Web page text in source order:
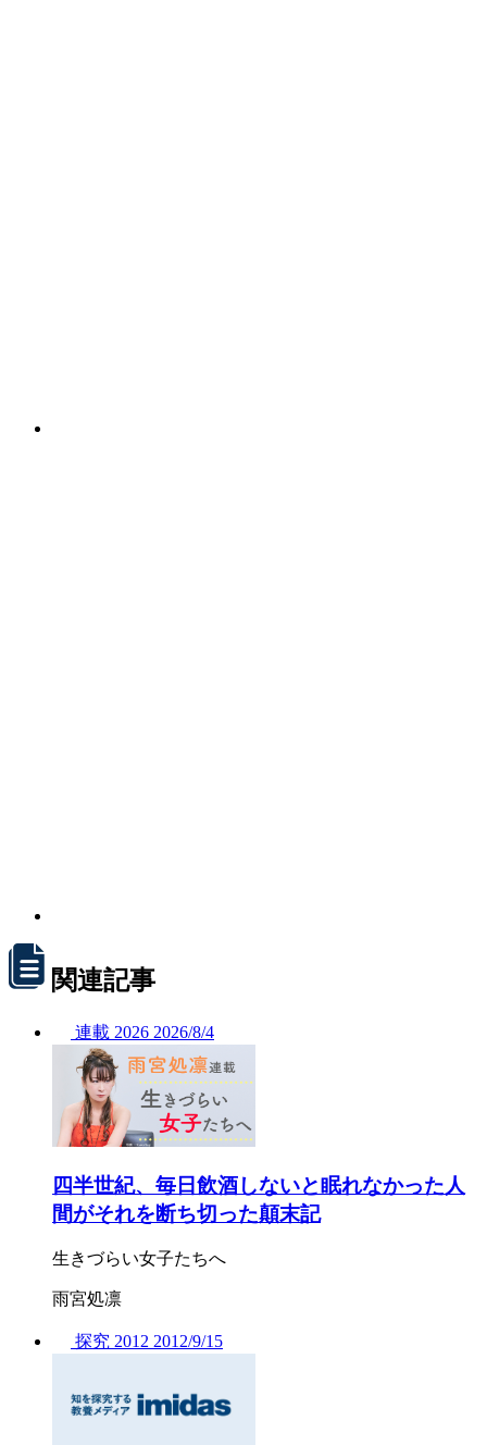
関連記事
連載 2026 2026/8/4
四半世紀、毎日飲酒しないと眠れなかった人
間がそれを断ち切った顛末記
生きづらい女子たちへ
雨宮処凛
探究 2012 2012/9/15